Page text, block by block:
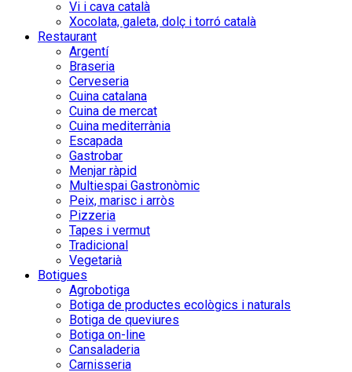
Vi i cava català
Xocolata, galeta, dolç i torró català
Restaurant
Argentí
Braseria
Cerveseria
Cuina catalana
Cuina de mercat
Cuina mediterrània
Escapada
Gastrobar
Menjar ràpid
Multiespai Gastronòmic
Peix, marisc i arròs
Pizzeria
Tapes i vermut
Tradicional
Vegetarià
Botigues
Agrobotiga
Botiga de productes ecològics i naturals
Botiga de queviures
Botiga on-line
Cansaladeria
Carnisseria